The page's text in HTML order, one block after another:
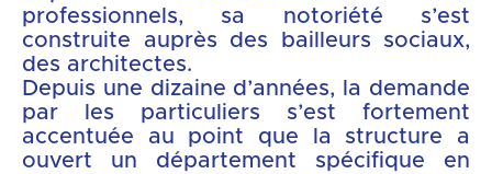
professionnels, sa notoriété s’est
construite auprès des bailleurs sociaux,
des architectes.
Depuis une dizaine d’années, la demande
par les particuliers s’est fortement
accentuée au point que la structure a
ouvert un département spécifique en